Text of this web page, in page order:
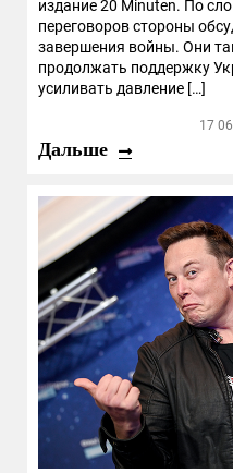
издание 20 Minuten. По
переговоров стороны
завершения войны. Они
продолжать поддержку
усиливать давление […]
17
Дальше